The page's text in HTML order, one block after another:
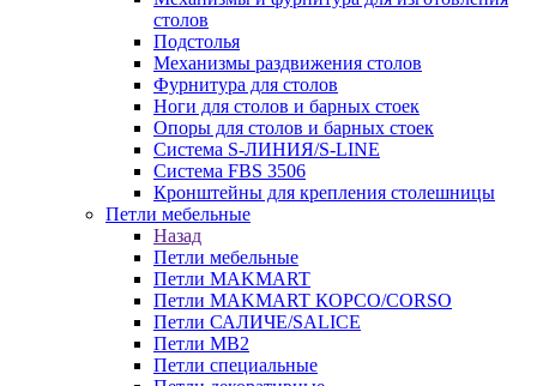
столов
Подстолья
Механизмы раздвижения столов
Фурнитура для столов
Ноги для столов и барных стоек
Опоры для столов и барных стоек
Система S-ЛИНИЯ/S-LINE
Система FBS 3506
Кронштейны для крепления столешницы
Петли мебельные
Назад
Петли мебельные
Петли MAKMART
Петли MAKMART КОРСО/CORSO
Петли САЛИЧЕ/SALICE
Петли MB2
Петли специальные